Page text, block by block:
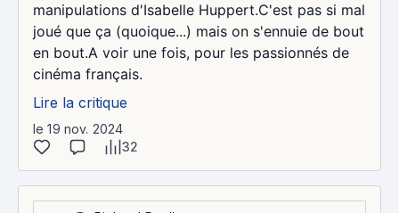
manipulations d'Isabelle Huppert.C'est pas si mal
joué que ça (quoique...) mais on s'ennuie de bout
en bout.A voir une fois, pour les passionnés de
cinéma français.
Lire la critique
le 19 nov. 2024
32